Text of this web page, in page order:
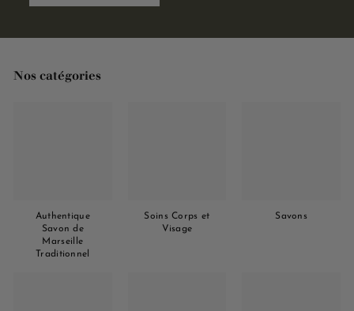
Nos catégories
Authentique
Savon de
Marseille
Traditionnel
Soins Corps et
Visage
Savons